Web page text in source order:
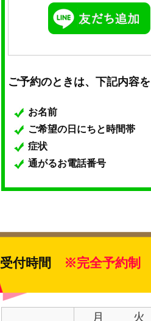
ご予約のときは、下記内容
お名前
ご希望の日にちと時間帯
症状
通がるお電話番号
受付時間 ※完全予約制